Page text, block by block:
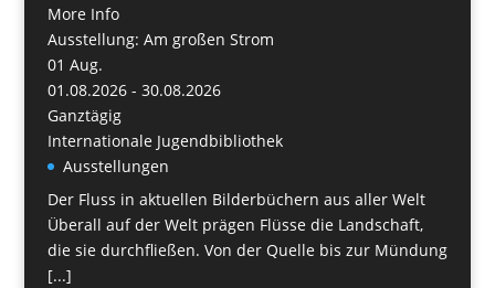
More Info
Ausstellung: Am großen Strom
01 Aug.
01.08.2026 - 30.08.2026
Ganztägig
Internationale Jugendbibliothek
Ausstellungen
Der Fluss in aktuellen Bilderbüchern aus aller Welt
Überall auf der Welt prägen Flüsse die Landschaft,
die sie durchfließen. Von der Quelle bis zur Mündung
[...]